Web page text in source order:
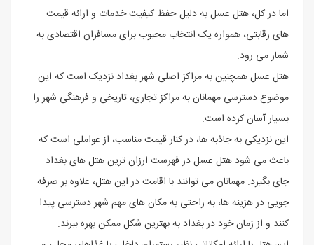
اما در کل، هتل عسل به دلیل حفظ کیفیت خدمات و ارائه قیمت
های رقابتی، همواره یک انتخاب محبوب برای مسافران اقتصادی به
شمار می رود.
هتل عسل همچنین به مراکز اصلی شهر بغداد نزدیک است که این
موضوع دسترسی مهمانان به مراکز تجاری، تاریخی و فرهنگی شهر را
بسیار آسان کرده است.
این نزدیکی به جاذبه ها، در کنار قیمت مناسب، از عواملی است که
باعث می شود هتل عسل در فهرست ارزان ترین هتل های بغداد
جای بگیرد. مهمانان می توانند با اقامت در این هتل، علاوه بر صرفه
جویی در هزینه ها، به راحتی به مکان های مهم شهر دسترسی پیدا
کنند و از زمان خود در بغداد به بهترین شکل ممکن بهره ببرند.